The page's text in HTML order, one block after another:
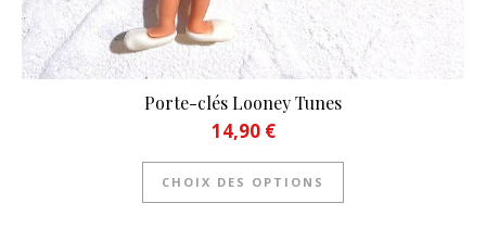
Porte-clés Looney Tunes
14,90 €
CHOIX DES OPTIONS